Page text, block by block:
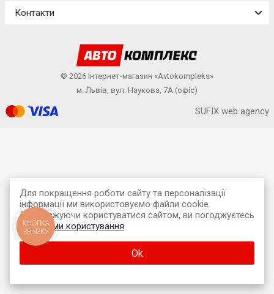
Контакти
© 2026 Інтернет-магазин «Avtokompleks»
м. Львів, вул. Наукова, 7А (офіс)
SUFIX web agency
Для покращення роботи сайту та персоналізації
інформації ми використовуємо файли cookie.
Продовжуючи користуватися сайтом, ви погоджуєтесь
зумовами користування
Ok
КНОПКА
ЗВ'ЯЗКУ